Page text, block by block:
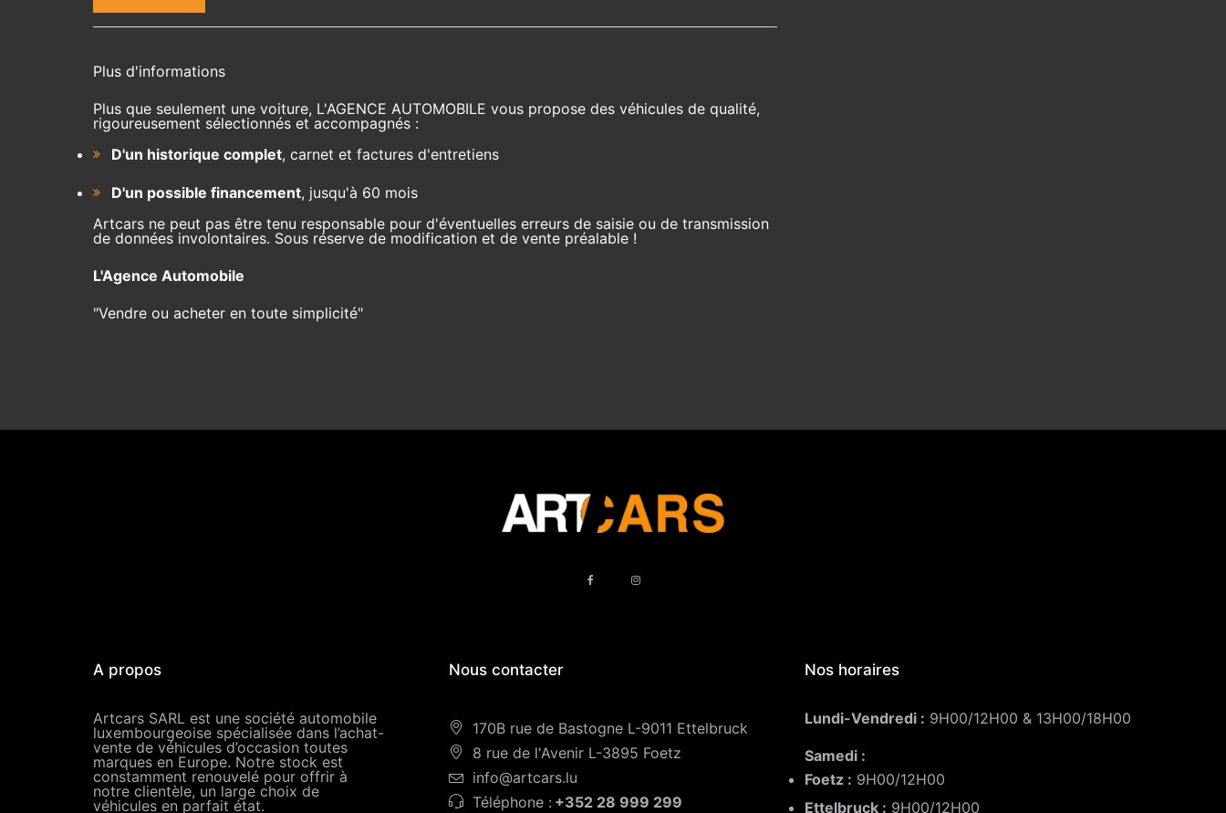
Plus d'informations
Plus que seulement une voiture, L'AGENCE AUTOMOBILE vous propose des véhicules de qualité,
rigoureusement sélectionnés et accompagnés :
D'un historique complet, carnet et factures d'entretiens
D'un possible financement, jusqu'à 60 mois
Artcars ne peut pas être tenu responsable pour d'éventuelles erreurs de saisie ou de transmission
de données involontaires. Sous réserve de modification et de vente préalable !
L'Agence Automobile
"Vendre ou acheter en toute simplicité"
A propos
Artcars SARL est une société automobile
luxembourgeoise spécialisée dans l’achat-
vente de véhicules d’occasion toutes
marques en Europe. Notre stock est
constamment renouvelé pour offrir à
notre clientèle, un large choix de
véhicules en parfait état.
Nous contacter
170B rue de Bastogne L-9011 Ettelbruck
8 rue de l'Avenir L-3895 Foetz
info@artcars.lu
Téléphone : +352 28 999 299
Nos horaires
Lundi-Vendredi : 9H00/12H00 & 13H00/18H00
Samedi :
Foetz : 9H00/12H00
Ettelbruck : 9H00/12H00